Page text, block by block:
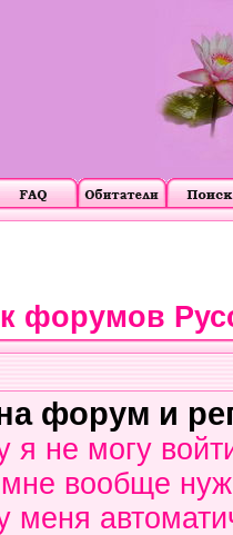
форумов
форум и
я не могу
вообще
меня